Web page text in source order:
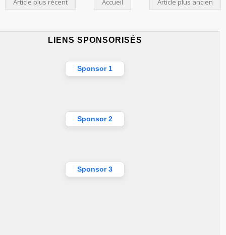
Article plus récent Article plus ancien
Accueil
LIENS SPONSORISÉS
Sponsor 1
Sponsor 2
Sponsor 3